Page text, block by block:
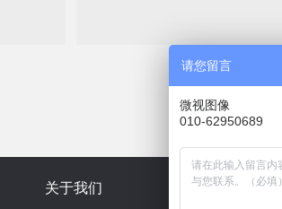
关于我们 新闻中心
请您留言
微视图像
010-62950689